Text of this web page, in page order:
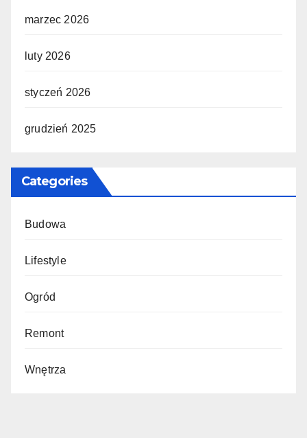
marzec 2026
luty 2026
styczeń 2026
grudzień 2025
Categories
Budowa
Lifestyle
Ogród
Remont
Wnętrza